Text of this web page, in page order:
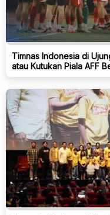
Timnas Indonesia di
atau Kutukan Piala AFF